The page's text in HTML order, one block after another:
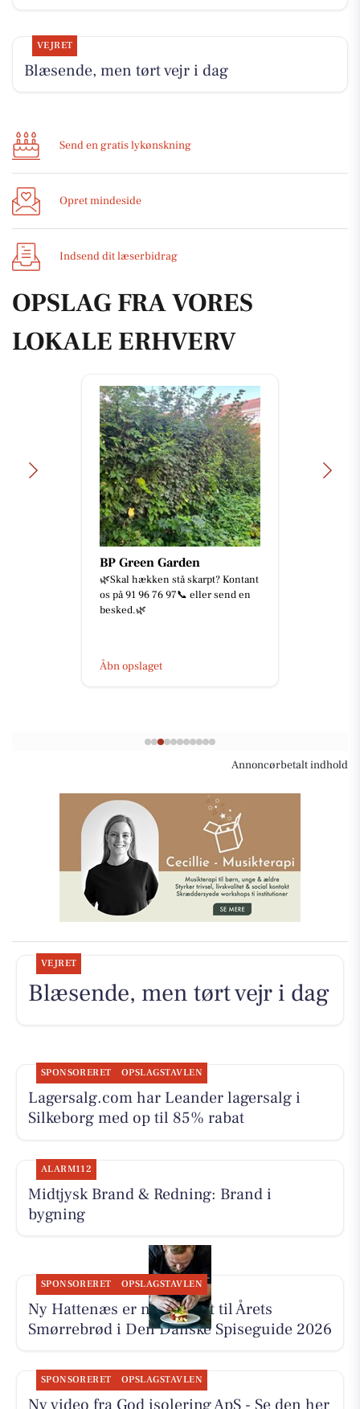
VEJRET
Blæsende, men tørt vejr i dag
Send en gratis lykønskning
Opret mindeside
Indsend dit læserbidrag
OPSLAG FRA VORES
LOKALE ERHVERV
BP Green Garden
🌿Skal hækken stå skarpt? Kontant
os på 91 96 76 97📞 eller send en
besked.🌿
Åbn opslaget
Annoncørbetalt indhold
VEJRET
Blæsende, men tørt vejr i dag
SPONSORERET OPSLAGSTAVLEN
Lagersalg.com har Leander lagersalg i
Silkeborg med op til 85% rabat
ALARM112
Midtjysk Brand & Redning: Brand i
bygning
SPONSORERET OPSLAGSTAVLEN
Ny Hattenæs er nomineret til Årets
Smørrebrød i Den Danske Spiseguide 2026
SPONSORERET OPSLAGSTAVLEN